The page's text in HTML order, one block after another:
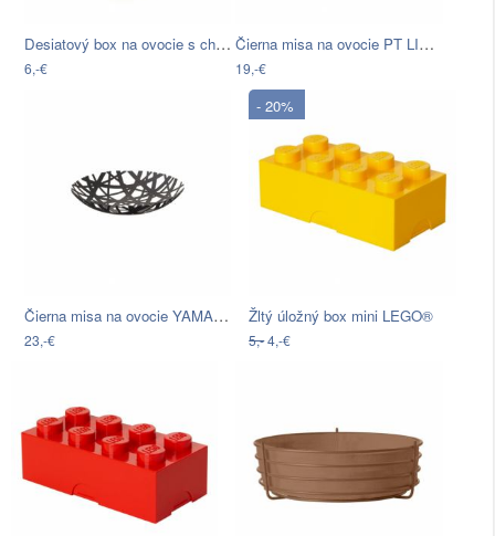
Desiatový box na ovocie s chladičom…
6,-€
Čierna misa na ovocie PT LIVING Wired
19,-€
Čierna misa na ovocie YAMAZAKI Tower, ø…
23,-€
- 20%
Žltý úložný box mini LEGO®
5,-4,-€